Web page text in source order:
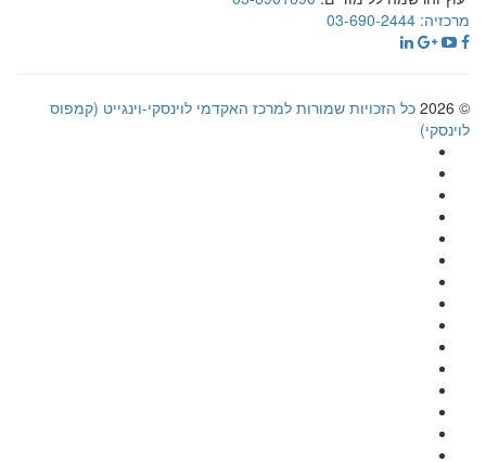
מרכזיה: 03-690-2444
© 2026
כל הזכויות שמורות למרכז האקדמי לוינסקי-וינגייט (קמפוס
לוינסקי)